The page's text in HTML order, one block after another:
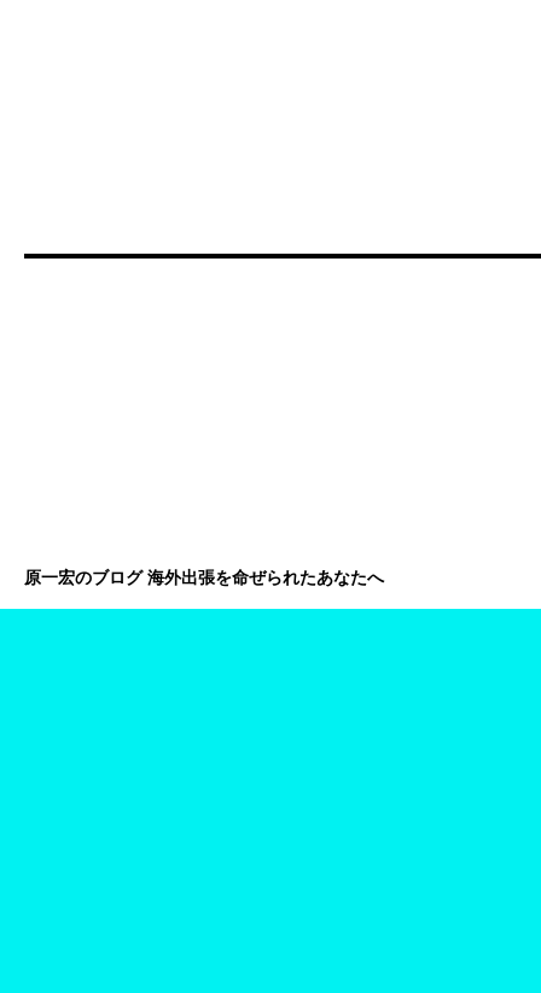
原一宏のブログ 海外出張を命ぜられたあなたへ